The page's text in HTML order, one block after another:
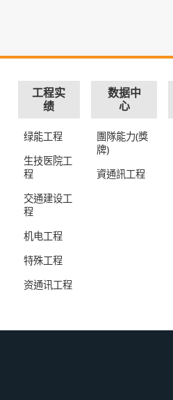
工程实
绩
绿能工程
生技医院工
程
交通建设工
程
机电工程
特殊工程
资通讯工程
数据中
心
團隊能力(獎
牌)
資通訊工程